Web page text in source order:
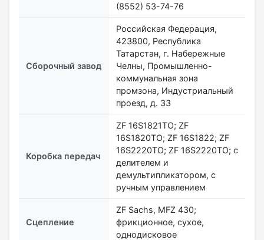
(8552) 53-74-76
Сборочный завод
Российская Федерация,
423800, Республика
Татарстан, г. Набережные
Челны, Промышленно-
коммунальная зона
промзона, Индустриальный
проезд, д. 33
Коробка передач
ZF 16S1821ТО; ZF
16S1820TО; ZF 16S1822; ZF
16S2220TО; ZF 16S2220TО; с
делителем и
демультипликатором, с
ручным управлением
Сцепление
ZF Sachs, MFZ 430;
фрикционное, сухое,
однодисковое